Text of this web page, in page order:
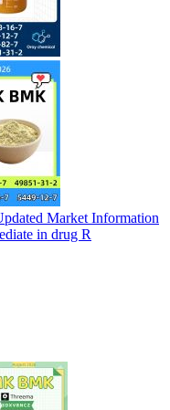
Market Information
in drug R